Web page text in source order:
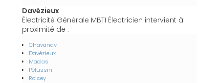
Davézieux
Électricité Générale MBTI Électricien intervient à
proximité de :
Chavanay
Davézieux
Maclas
Pélussin
Roisey